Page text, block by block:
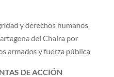
y derechos humanos
del Chaira por
armados y fuerza pública
DE ACCIÓN